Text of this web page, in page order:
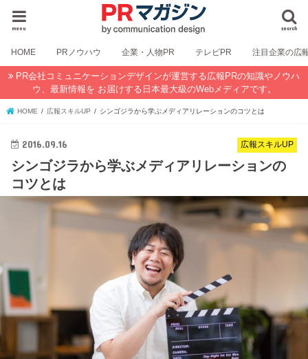
search
menu
HOME PRノウハウ 企業・人物PR テレビPR 注目企業の広
PR会社コミュニケーションデザインが運営する広報PRの知識やノウハ
ウ、最新情報を お届けする日本最大級のWebメディアです。
HOME 広報スキルUP シンゴジラから学ぶメディアリレーションのコツとは
広報スキルUP
2016.09.16
シンゴジラから学ぶメディアリレーションの
コツとは